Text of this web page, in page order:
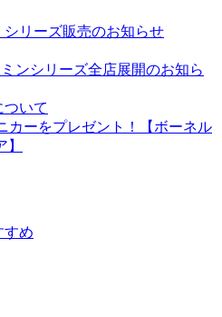
シリーズ販売のお知らせ
ミンシリーズ全店展開のお知ら
いて
カーをプレゼント！【ボーネル
すめ